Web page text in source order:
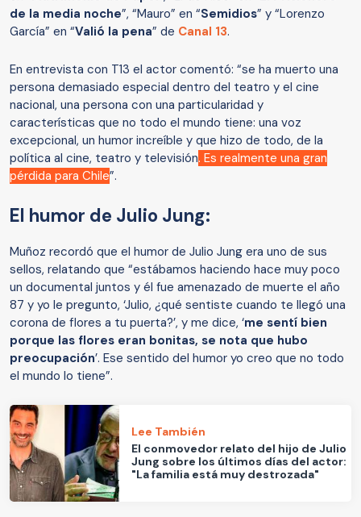
de la media noche”, “Mauro” en “Semidios” y “Lorenzo
García” en “Valió la pena” de Canal 13.
En entrevista con T13 el actor comentó: “se ha muerto una
persona demasiado especial dentro del teatro y el cine
nacional, una persona con una particularidad y
características que no todo el mundo tiene: una voz
excepcional, un humor increíble y que hizo de todo, de la
política al cine, teatro y televisión. Es realmente una gran
pérdida para Chile”.
El humor de Julio Jung:
Muñoz recordó que el humor de Julio Jung era uno de sus
sellos, relatando que “estábamos haciendo hace muy poco
un documental juntos y él fue amenazado de muerte el año
87 y yo le pregunto, ‘Julio, ¿qué sentiste cuando te llegó una
corona de flores a tu puerta?’, y me dice, ‘me sentí bien
porque las flores eran bonitas, se nota que hubo
preocupación’. Ese sentido del humor yo creo que no todo
el mundo lo tiene”.
Lee También
El conmovedor relato del hijo de Julio
Jung sobre los últimos días del actor:
"La familia está muy destrozada"